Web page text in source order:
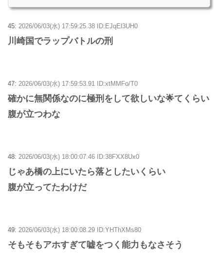
45: 2026/06/03(水) 17:59:25.38 ID:EJqEl3UH0
川崎国でラップバトルの刑
47: 2026/06/03(水) 17:59:53.91 ID:xtMMFo/T0
確かに無関係なのに極刑をして欲しいな🌟てくらい
腹が立つわな
48: 2026/06/03(水) 18:00:07.46 ID:38FXX8Ux0
じゃあ橋の上にいたら落としたいくらい
腹が立ってたわけだ
49: 2026/06/03(水) 18:00:08.29 ID:YHThXMs80
そもそもアホすぎて嘘をつく能力もなさそう